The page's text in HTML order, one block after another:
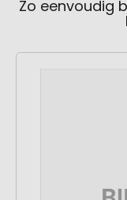
Zo eenvoudig